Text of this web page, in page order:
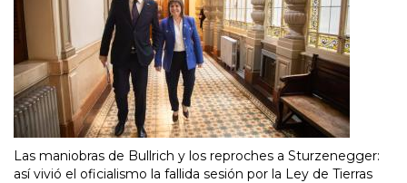
Las maniobras de Bullrich y los reproches a Sturzenegger:
así vivió el oficialismo la fallida sesión por la Ley de Tierras